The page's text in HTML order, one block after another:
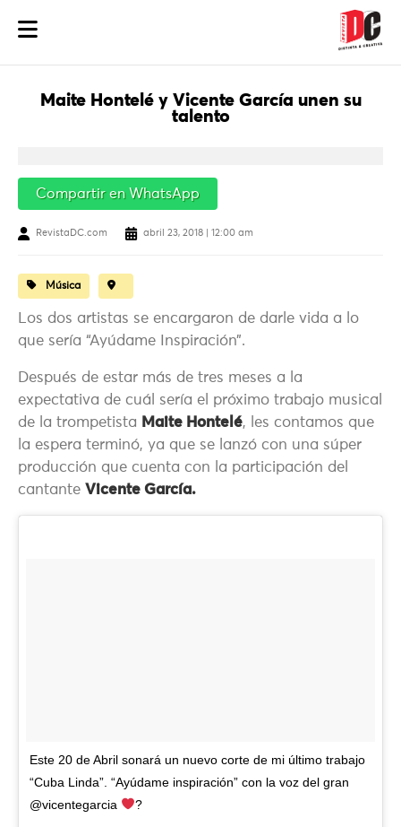
Maite Hontelé y Vicente García unen su
talento
Compartir en WhatsApp
RevistaDC.com abril 23, 2018 | 12:00 am
Música
Los dos artistas se encargaron de darle vida a lo
que sería “Ayúdame Inspiración”.
Después de estar más de tres meses a la
expectativa de cuál sería el próximo trabajo musical
de la trompetista Maite Hontelé, les contamos que
la espera terminó, ya que se lanzó con una súper
producción que cuenta con la participación del
cantante Vicente García.
Este 20 de Abril sonará un nuevo corte de mi último trabajo
“Cuba Linda”. “Ayúdame inspiración” con la voz del gran
@vicentegarcia
?